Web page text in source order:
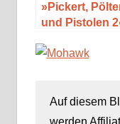
»Pickert,
und Pistolen
Autorengruppe
Auf diesem